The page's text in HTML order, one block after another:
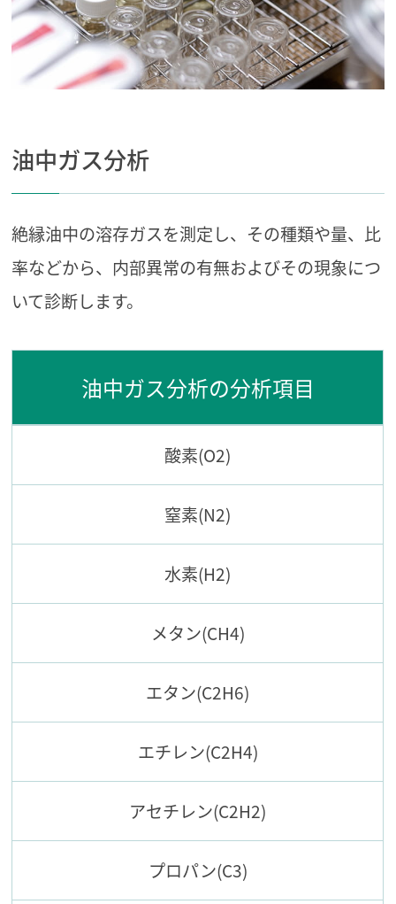
油中ガス分析
絶縁油中の溶存ガスを測定し、その種類や量、比
率などから、内部異常の有無およびその現象につ
いて診断します。
油中ガス分析の分析項目
酸素(O2)
窒素(N2)
水素(H2)
メタン(CH4)
エタン(C2H6)
エチレン(C2H4)
アセチレン(C2H2)
プロパン(C3)